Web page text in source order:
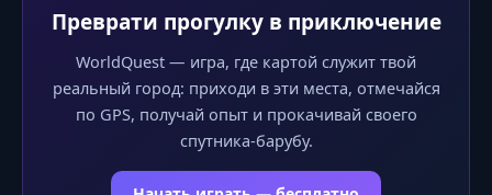
Преврати прогулку в приключение
WorldQuest — игра, где картой служит твой
реальный город: приходи в эти места, отмечайся
по GPS, получай опыт и прокачивай своего
спутника-барубу.